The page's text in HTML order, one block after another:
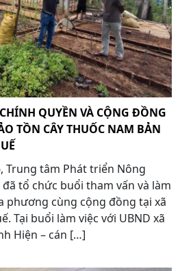
QUYỀN VÀ CỘNG ĐỒNG
TỒN CÂY THUỐC NAM BẢN
Trung tâm Phát triển Nông
tổ chức buổi tham vấn và làm
phương cùng cộng đồng tại xã
Tại buổi làm việc với UBND xã
Hiện – cán […]